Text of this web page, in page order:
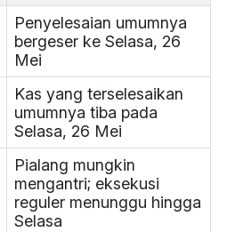
Penyelesaian umumnya
bergeser ke Selasa, 26
Mei
Kas yang terselesaikan
umumnya tiba pada
Selasa, 26 Mei
Pialang mungkin
mengantri; eksekusi
reguler menunggu hingga
Selasa